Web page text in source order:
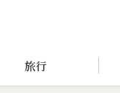
旅行